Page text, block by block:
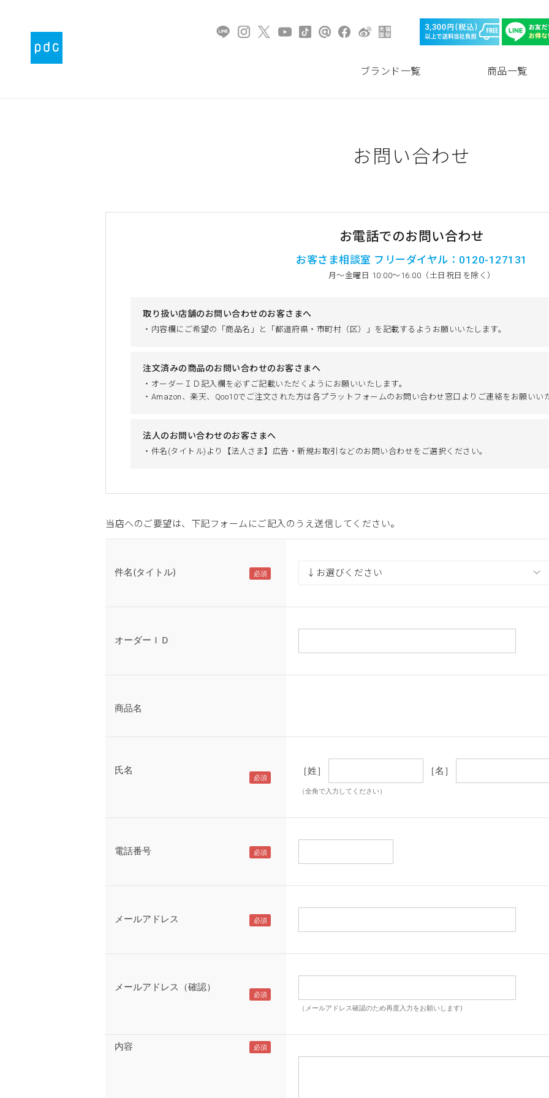
ブランド一覧 商品一覧
お問い合わせ
お電話でのお問い合わせ
お客さま相談室 フリーダイヤル：0120-127131
月～金曜日 10:00～16:00（土日祝日を除く）
取り扱い店舗のお問い合わせのお客さまへ
・内容欄にご希望の「商品名」と「都道府県・市町村（区）」を記載するようお願いいたします。
注文済みの商品のお問い合わせのお客さまへ
・オーダーＩＤ記入欄を必ずご記載いただくようにお願いいたします。
・Amazon、楽天、Qoo10でご注文された方は各プラットフォームのお問い合わせ窓口よりご連絡をお願いい
法人のお問い合わせのお客さまへ
・件名(タイトル)より【法人さま】広告・新規お取引などのお問い合わせをご選択ください。
当店へのご要望は、下記フォームにご記入のうえ送信してください。
件名(タイトル)
オーダーＩＤ
商品名
氏名 ［姓］ ［名］
（全角で入力してください）
電話番号
メールアドレス
メールアドレス（確認）
（メールアドレス確認のため再度入力をお願いします)
内容